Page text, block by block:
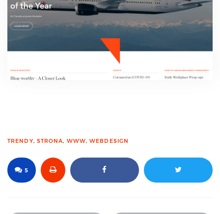
TRENDY, STRONA, WWW,WEBDESIGN
5